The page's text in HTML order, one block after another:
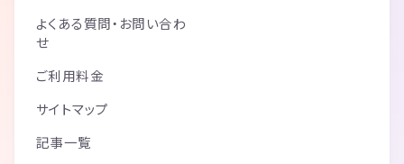
よくある質問・お問い合わ
せ
ご利用料金
サイトマップ
記事一覧